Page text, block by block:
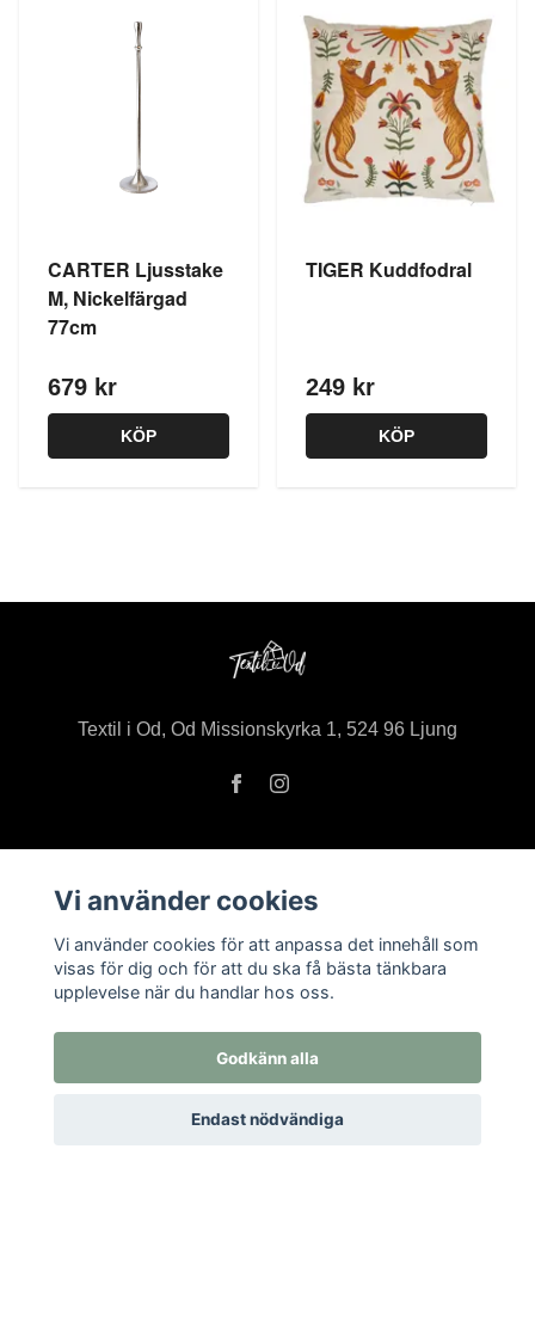
CARTER Ljusstake
M, Nickelfärgad
77cm
679 kr
KÖP
TIGER Kuddfodral
249 kr
KÖP
Textil i Od, Od Missionskyrka 1, 524 96 Ljung
Om oss
Öppettider i butiken
Kontakt
Returer
Vi använder cookies
Vi använder cookies för att anpassa det innehåll som
visas för dig och för att du ska få bästa tänkbara
upplevelse när du handlar hos oss.
Godkänn alla
Endast nödvändiga